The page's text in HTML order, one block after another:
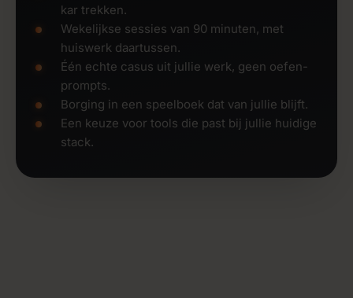
kar trekken.
Wekelijkse sessies van 90 minuten, met
huiswerk daartussen.
Één echte casus uit jullie werk, geen oefen-
prompts.
Borging in een speelboek dat van jullie blijft.
Een keuze voor tools die past bij jullie huidige
stack.